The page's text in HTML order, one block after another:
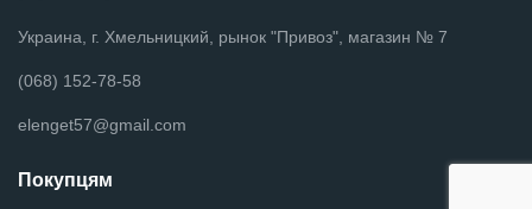
Украина, г. Хмельницкий, рынок "Привоз", магазин № 7
(068) 152-78-58
elenget57@gmail.com
Покупцям